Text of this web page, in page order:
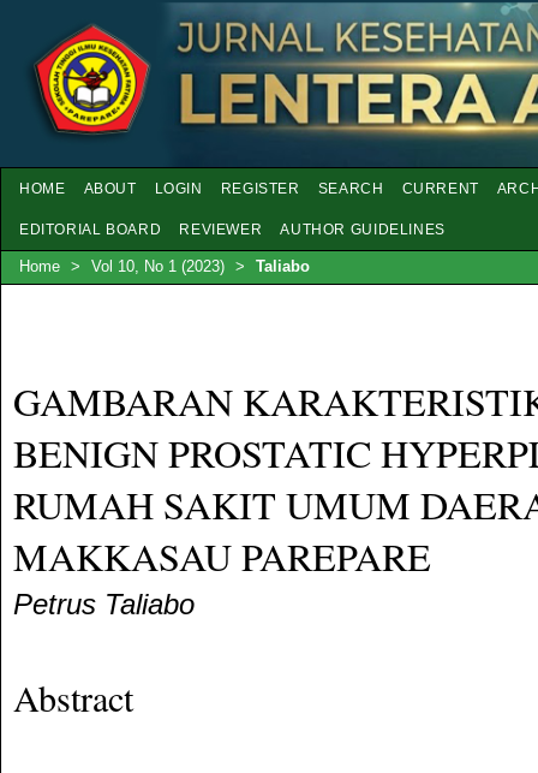
HOME ABOUT LOGIN REGISTER SEARCH CURRENT
EDITORIAL BOARD REVIEWER AUTHOR GUIDELINES
Home > Vol 10, No 1 (2023) > Taliabo
GAMBARAN
BENIGN PROSTATIC
RUMAH SAKIT UMUM
MAKKASAU PAREPARE
Petrus Taliabo
Abstract